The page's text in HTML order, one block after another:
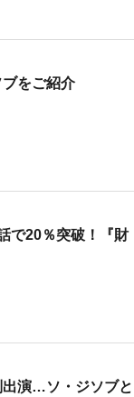
をご紹介
で20％突破！『財
出演…ソ・ジソブと